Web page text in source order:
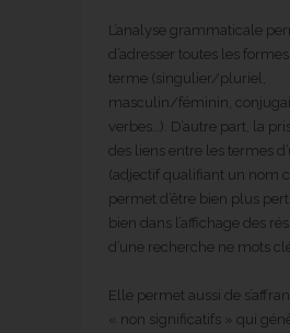
L’analyse grammaticale
d’adresser toutes les
terme (singulier/pluriel,
masculin/féminin,
verbes…). D’autre part, la
des liens entre les termes
(adjectif qualifiant un nom
permet d’être bien plus
bien dans l’affichage des
d’une recherche ne mots
Elle permet aussi de
« non significatifs » qui